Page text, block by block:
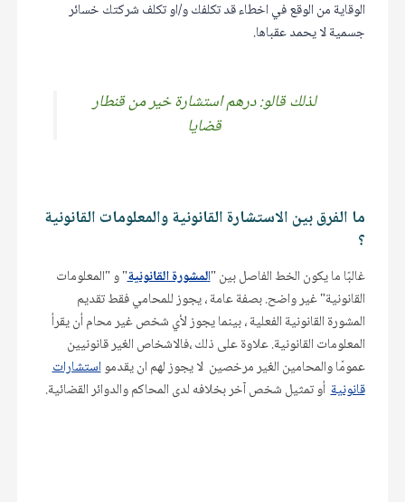
الوقاية من الوقع في اخطاء قد تكلفك و/او تكلف شركتك خسائر
جسمية لا يحمد عقباها.
لذلك قالو: درهم استشارة خير من قنطار
قضايا
ما الفرق بين الاستشارة القانونية والمعلومات القانونية
؟
غالبًا ما يكون الخط الفاصل بين "المشورة القانونية" و "المعلومات
القانونية" غير واضح. بصفة عامة ، يجوز للمحامي فقط تقديم
المشورة القانونية الفعلية ، بينما يجوز لأي شخص غير محام أن يقرأ
المعلومات القانونية. علاوة على ذلك ،فالاشخاص الغير قانونيين
عمومًا والمحامين الغير مرخصين لا يجوز لهم ان يقدمواستشارات
قانونيةأو تمثيل شخص آخر بخلافه لدى المحاكم والدوائر القضائية.